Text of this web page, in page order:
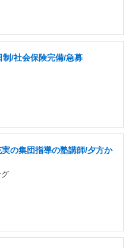
/社会保険完備/急募
実の集団指導の塾講師/夕方か